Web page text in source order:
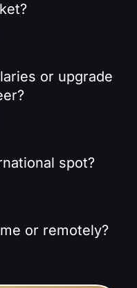
or upgrade
spot?
or remotely?